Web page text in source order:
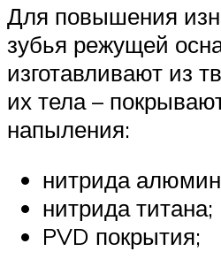
Для повышения
зубья режущей
изготавливают из
их тела –
напыления:
нитрида
нитрида титана;
PVD покрытия;